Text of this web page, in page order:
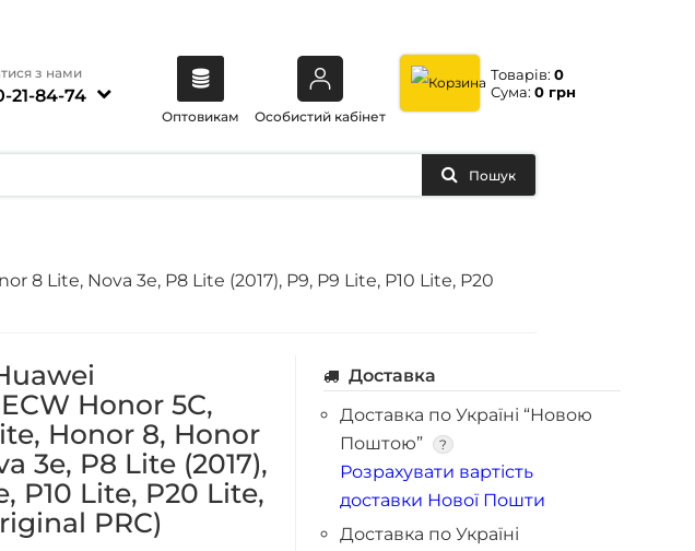
з нами
21-84-74
Оптовикам Особистий кабінет
Товарів: 0
Сума: 0 грн
Пошук
8 Lite, Nova 3e, P8 Lite (2017), P9, P9 Lite, P10 Lite, P20
Honor 5C,
Honor 8, Honor
3e, P8 Lite (2017),
P10 Lite, P20 Lite,
PRC)
Доставка
Доставка по Україні “Новою
Поштою”
?
Розрахувати вартість
доставки Нової Пошти
Доставка по Україні